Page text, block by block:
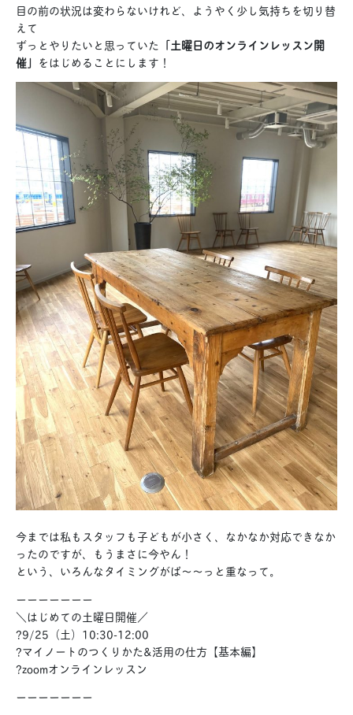
目の前の状況は変わらないけれど、ようやく少し気持ちを切り替
えて
ずっとやりたいと思っていた 「土曜日のオンラインレッスン開
催」 をはじめることにします！
今までは私もスタッフも子どもが小さく、なかなか対応できなか
ったのですが、もうまさに今やん！
という、いろんなタイミングがぱ〜〜っと重なって。
ーーーーーーー
＼はじめての土曜日開催／
?9/25（土）10:30-12:00
?マイノートのつくりかた&活用の仕方【基本編】
?zoomオンラインレッスン
ーーーーーーー